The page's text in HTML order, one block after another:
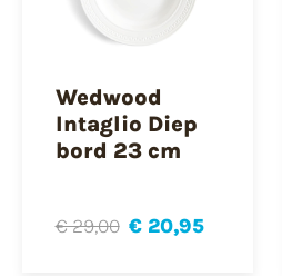
Wedwood
Intaglio Diep
bord 23 cm
€ 29,00 € 20,95